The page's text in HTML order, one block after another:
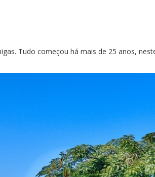
Tudo começou há mais de 25 anos,